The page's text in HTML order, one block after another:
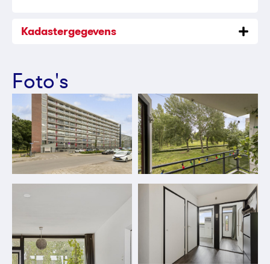
Kadastergegevens
Foto's